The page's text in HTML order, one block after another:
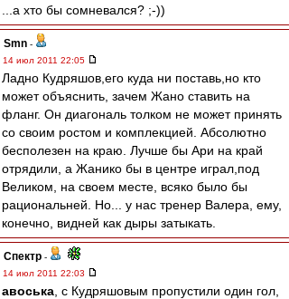
...а хто бы сомневался? ;-))
Smn -
14 июл 2011 22:05
Ладно Кудряшов,его куда ни поставь,но кто
может объяснить, зачем Жано ставить на
фланг. Он диагональ толком не может принять
со своим ростом и комплекцией. Абсолютно
бесполезен на краю. Лучше бы Ари на край
отрядили, а Жанико бы в центре играл,под
Великом, на своем месте, всяко было бы
рациональней. Но... у нас тренер Валера, ему,
конечно, видней как дыры затыкать.
Спектр -
14 июл 2011 22:03
авоська , c Кудряшовым пропустили один гол,